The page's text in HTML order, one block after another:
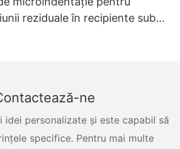
reziduale în recipiente sub
ne
idei personalizate și este capabil să
specifice. Pentru mai multe